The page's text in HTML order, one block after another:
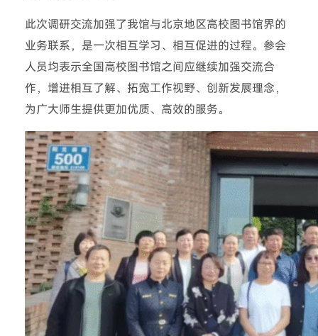
此次调研交流加强了我馆与北京地区高校图书馆界的
业务联系，是一次相互学习、相互促进的过程。参会
人员均表示全国高校图书馆之间应继续加强交流合
作，增进相互了解、拓宽工作视野、创新发展理念，
为广大师生提供更加优质、高效的服务。